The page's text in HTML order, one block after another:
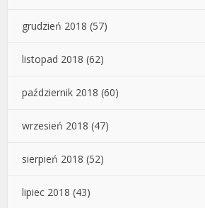
grudzień 2018 (57)
listopad 2018 (62)
październik 2018 (60)
wrzesień 2018 (47)
sierpień 2018 (52)
lipiec 2018 (43)